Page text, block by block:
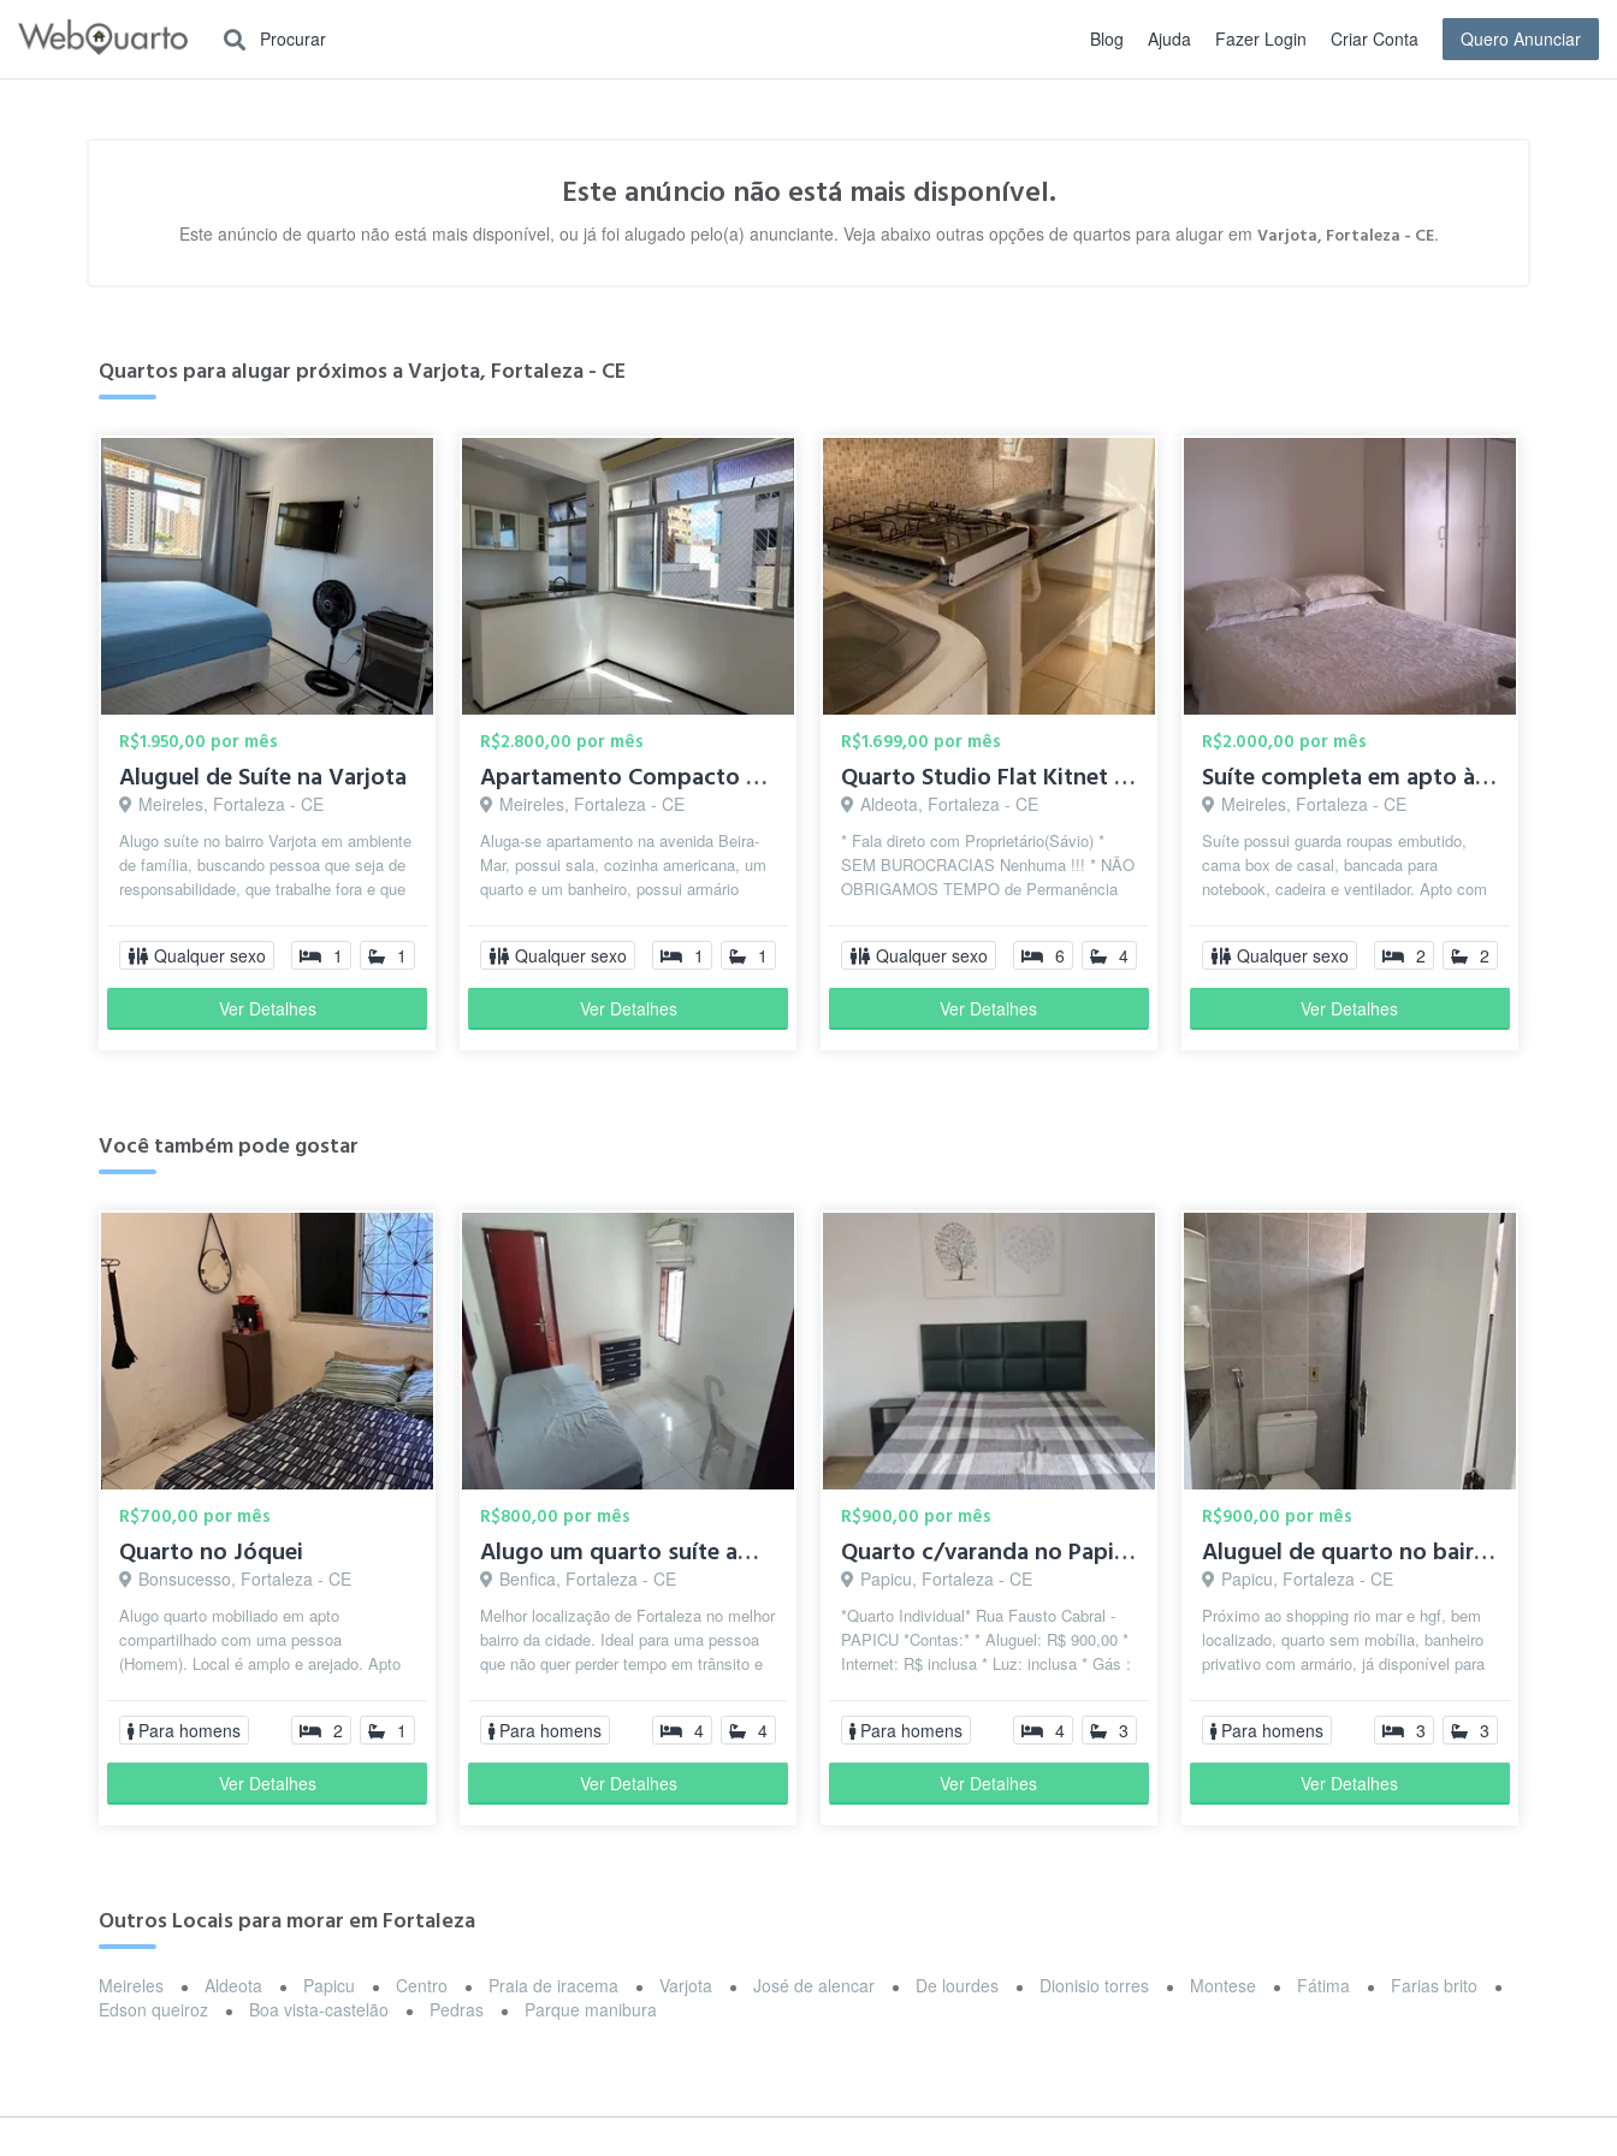
Procurar Blog Ajuda Fazer Login Criar Conta Quero Anunciar
Este anúncio não está mais disponível.
Este anúncio de quarto não está mais disponível, ou já foi alugado pelo(a) anunciante. Veja abaixo outras opções de quartos para alugar em Varjota, Fortaleza - CE.
Quartos para alugar próximos a Varjota, Fortaleza - CE
R$1.950,00 por mês
Aluguel de Suíte na Varjota
Meireles, Fortaleza - CE
Alugo suíte no bairro Varjota em ambiente
de família, buscando pessoa que seja de
responsabilidade, que trabalhe fora e que
Qualquer sexo 1 1
Ver Detalhes
R$2.800,00 por mês
Apartamento Compacto na Beira-Mar
Meireles, Fortaleza - CE
Aluga-se apartamento na avenida Beira-
Mar, possui sala, cozinha americana, um
quarto e um banheiro, possui armário
Qualquer sexo 1 1
Ver Detalhes
R$1.699,00 por mês
Quarto Studio Flat Kitnet Mobiliádo Aldeota Meireles
Aldeota, Fortaleza - CE
* Fala direto com Proprietário(Sávio) *
SEM BUROCRACIAS Nenhuma !!! * NÃO
OBRIGAMOS TEMPO de Permanência
* T...
Qualquer sexo 6 4
Ver Detalhes
R$2.000,00 por mês
Suíte completa em apto à 100 mts da Beira Mar
Meireles, Fortaleza - CE
Suíte possui guarda roupas embutido,
cama box de casal, bancada para
notebook, cadeira e ventilador. Apto com
Qualquer sexo 2 2
Ver Detalhes
Você também pode gostar
R$700,00 por mês
Quarto no Jóquei
Bonsucesso, Fortaleza - CE
Alugo quarto mobiliado em apto
compartilhado com uma pessoa
(Homem). Local é amplo e arejado. Apto
e fica muit...
Para homens 2 1
Ver Detalhes
R$800,00 por mês
Alugo um quarto suíte amplo e arejado no bairro Benfica.
Benfica, Fortaleza - CE
Melhor localização de Fortaleza no melhor
bairro da cidade. Ideal para uma pessoa
que não quer perder tempo em trânsito e
Para homens 4 4
Ver Detalhes
R$900,00 por mês
Quarto c/varanda no Papicu, prox ao Riomar e HGF
Papicu, Fortaleza - CE
*Quarto Individual* Rua Fausto Cabral -
PAPICU *Contas:* * Aluguel: R$ 900,00 *
Internet: R$ inclusa * Luz: inclusa * Gás :
Para homens 4 3
Ver Detalhes
R$900,00 por mês
Aluguel de quarto no bairro papicu
Papicu, Fortaleza - CE
Próximo ao shopping rio mar e hgf, bem
localizado, quarto sem mobília, banheiro
privativo com armário, já disponível para
Para homens 3 3
Ver Detalhes
Outros Locais para morar em Fortaleza
Meireles Aldeota Papicu Centro Praia de iracema Varjota José de alencar De lourdes Dionisio torres Montese Fátima
Farias brito
Edson queiroz
Boa vista-castelão Pedras Parque manibura